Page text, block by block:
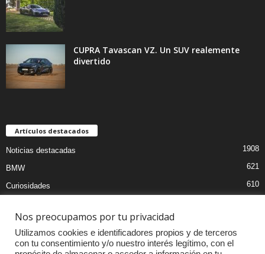
CUPRA Tavascan VZ. Un SUV realemente
divertido
Artículos destacados
Noticias destacadas 1908
BMW 621
Curiosidades 610
Audi
MOTOS
Nos preocupamos por tu privacidad
Utilizamos cookies e identificadores propios y de terceros
con tu consentimiento y/o nuestro interés legítimo, con el